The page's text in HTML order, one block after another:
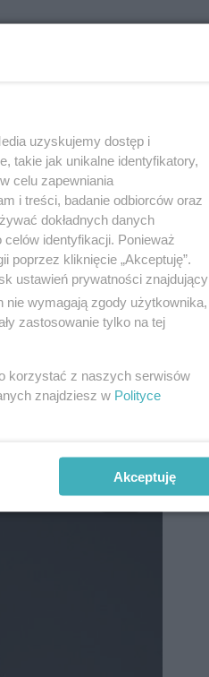
minęło kilka
i czemu nie
na razie raczej
Wpisy mają
pokazują nam
je na ekranie.
10
uzyskujemy dostęp i
takie jak unikalne identyfikatory,
celu zapewniania
i treści, badanie odbiorców oraz
dokładnych danych
identyfikacji. Ponieważ
poprzez kliknięcie „Akceptuję”.
ustawień prywatności znajdujący
nie wymagają zgody użytkownika,
zastosowanie tylko na tej
korzystać z naszych serwisów
znajdziesz w Polityce
Akceptuję